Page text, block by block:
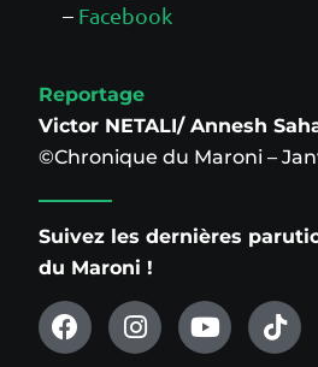
– Facebook
Reportage
Victor NETALI/ Annesh
©Chronique du Maroni –
Suivez les dernières
du Maroni !